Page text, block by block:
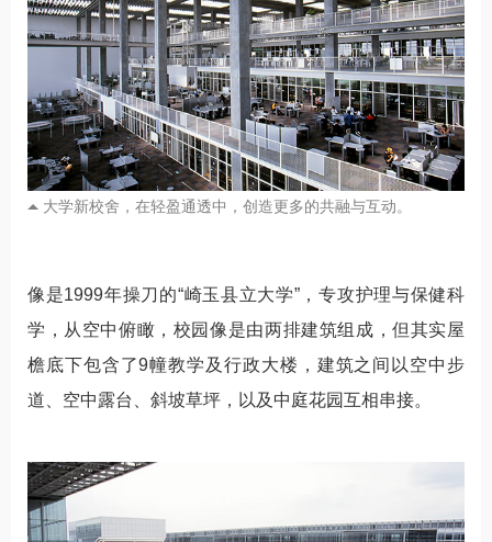
大学新校舍，在轻盈通透中，创造更多的共融与互动。
像是1999年操刀的“崎玉县立大学”，专攻护理与保健科
学，从空中俯瞰，校园像是由两排建筑组成，但其实屋
檐底下包含了9幢教学及行政大楼，建筑之间以空中步
道、空中露台、斜坡草坪，以及中庭花园互相串接。